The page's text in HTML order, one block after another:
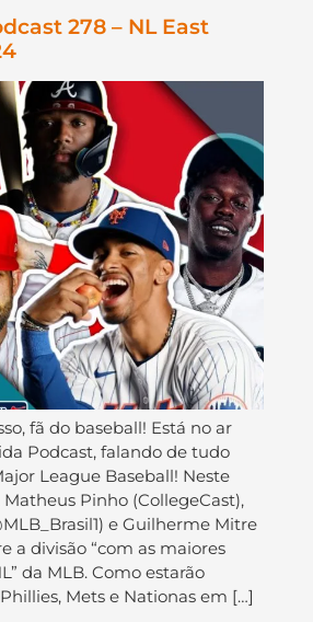
278 – NL East
fã do baseball! Está no ar
Podcast, falando de tudo
League Baseball! Neste
Matheus Pinho (CollegeCast),
e Guilherme Mitre
a divisão “com as maiores
da MLB. Como estarão
Mets e Nationas em […]